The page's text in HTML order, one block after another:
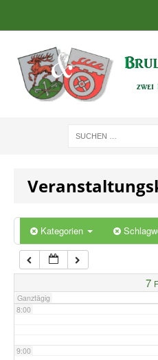
Kategorien
7
Ganztägig
2:00
5:00
7:00
8:00
9:00